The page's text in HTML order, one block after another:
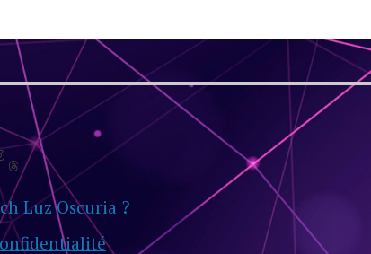
RECHERCHER
Threads
Luz Oscuria ?